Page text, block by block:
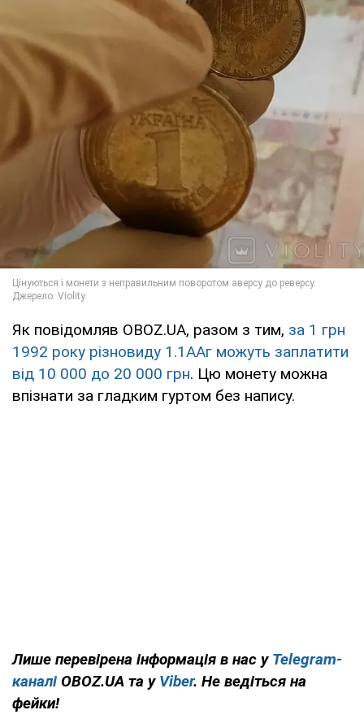
Як повідомляв OBOZ.UA, разом з тим, за 1 грн
1992 року різновиду 1.1ААг можуть заплатити
від 10 000 до 20 000 грн. Цю монету можна
впізнати за гладким гуртом без напису.
Лише перевірена інформація в нас у Telegram-
каналі OBOZ.UA та у Viber. Не ведіться на
фейки!